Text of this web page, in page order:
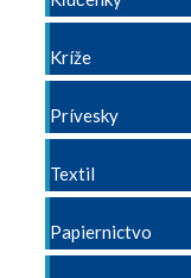
Kríže
Prívesky
Textil
Papiernictvo